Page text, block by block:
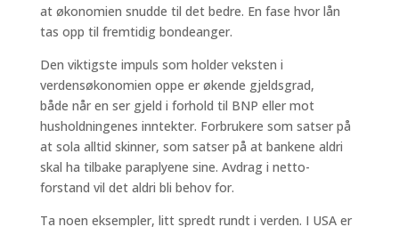
at økonomien snudde til det bedre. En fase hvor lån
tas opp til fremtidig bondeanger.
Den viktigste impuls som holder veksten i
verdensøkonomien oppe er økende gjeldsgrad,
både når en ser gjeld i forhold til BNP eller mot
husholdningenes inntekter. Forbrukere som satser på
at sola alltid skinner, som satser på at bankene aldri
skal ha tilbake paraplyene sine. Avdrag i netto-
forstand vil det aldri bli behov for.
Ta noen eksempler, litt spredt rundt i verden. I USA er